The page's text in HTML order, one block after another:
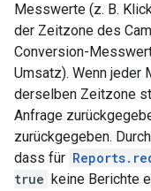
Messwerte (z. B.
der Zeitzone des
Conversion-
Umsatz). Wenn jeder
derselben Zeitzone
Anfrage
zurückgegeben.
dass für
true keine Berichte